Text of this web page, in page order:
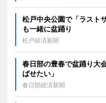
松戸中央公園で「ラスト
も一緒に盆踊り
松戸経済新聞
春日部の豊春で盆踊り大
ばせたい」
春日部経済新聞